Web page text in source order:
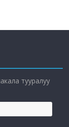
тууралуу